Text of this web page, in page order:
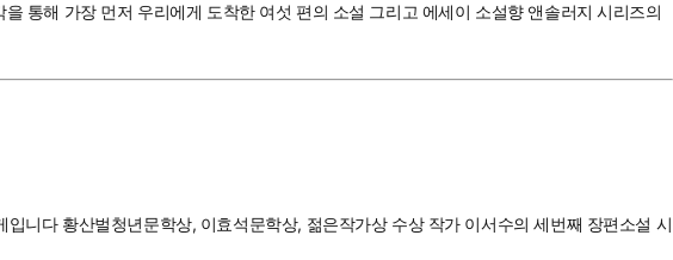
통해 가장 먼저 우리에게 도착한 여섯 편의 소설 그리고 에세이 소설향 앤솔러지 시리즈의
니다 황산벌청년문학상, 이효석문학상, 젊은작가상 수상 작가 이서수의 세번째 장편소설 시